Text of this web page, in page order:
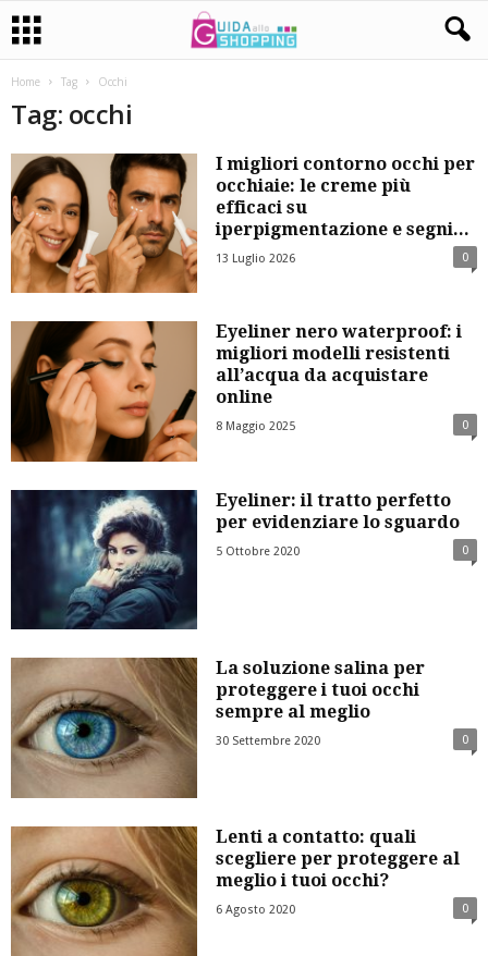
Home Tag Occhi
Tag: occhi
I migliori contorno occhi per
occhiaie: le creme più
efficaci su
iperpigmentazione e segni...
13 Luglio 2026 0
Eyeliner nero waterproof: i
migliori modelli resistenti
all’acqua da acquistare
online
8 Maggio 2025 0
Eyeliner: il tratto perfetto
per evidenziare lo sguardo
5 Ottobre 2020 0
La soluzione salina per
proteggere i tuoi occhi
sempre al meglio
30 Settembre 2020 0
Lenti a contatto: quali
scegliere per proteggere al
meglio i tuoi occhi?
6 Agosto 2020 0